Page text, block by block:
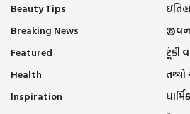
Beauty Tips
Breaking News
Featured
Health
Inspiration
જીવન
ટૂંકી
ધાર્મિક